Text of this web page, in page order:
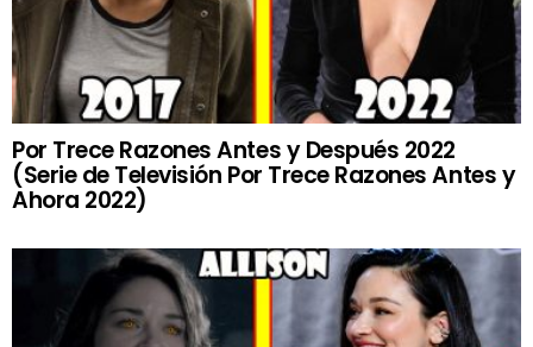
Por Trece Razones Antes y Después 2022
(Serie de Televisión Por Trece Razones Antes y
Ahora 2022)